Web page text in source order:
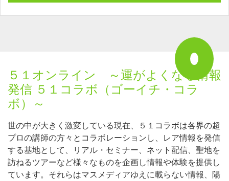
５１オンライン ～運がよくなる情報
発信 ５１コラボ（ゴーイチ・コラ
ボ）～
世の中が大きく激変している現在、５１コラボは各界の超
プロの講師の方々とコラボレーションし、レア情報を発信
する基地として、リアル・セミナー、ネット配信、聖地を
訪ねるツアーなど様々なものを企画し情報や体験を提供し
ています。それらはマスメディアゆえに載らない情報、陽